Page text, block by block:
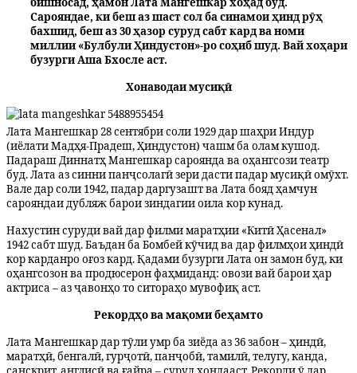
Сарояндае, ки беш аз шаст сол ба синамои ҳинд рӯҳ
бахшид, беш аз 30 ҳазор суруд сабт кард ва номи
миллии «Булбули Ҳиндустон»-ро соҳиб шуд. Вай хоҳари
бузурги Аша Бхосле аст.
Хонаводаи мусиқӣ
Лата Мангешкар 28 сентябри соли 1929 дар шаҳри Индур
(иёлати Мадҳя-Прадеш, Ҳиндустон) чашм ба олам кушод.
Падараш Диннатҳ Мангешкар сароянда ва оҳангсози театр
буд. Лата аз синни панҷсолагӣ зери дасти падар мусиқӣ омӯхт.
Вале дар соли 1942, падар даргузашт ва Лата бояд ҳамчун
сарояндаи дубляж барои зиндагии оила кор кунад.
Нахустин суруди вай дар филми маратҳии «Китӣ Ҳасенал»
1942 сабт шуд. Баъдан ба Бомбей кӯчид ва дар филмҳои ҳиндӣ
кор карданро оғоз кард. Қадами бузурги Лата он замон буд, ки
оҳангсозон ва продюсерон фаҳмиданд: овози вай барои ҳар
актриса – аз ҷавонҳо то ситораҳо мувофиқ аст.
Рекордҳо ва мақоми беҳамто
Лата Мангешкар дар тӯли умр ба зиёда аз 36 забон – ҳиндӣ,
маратҳӣ, бенгалӣ, гурҷотӣ, панҷобӣ, тамилӣ, телугу, канда,